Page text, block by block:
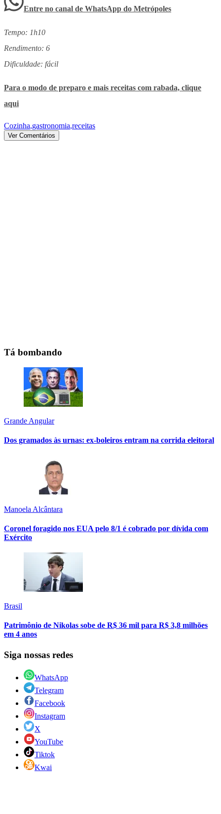
Entre no canal de WhatsApp do Metrópoles
Tempo: 1h10
Rendimento: 6
Dificuldade: fácil
Para o modo de preparo e mais receitas com rabada, clique
aqui
Cozinha,gastronomia,receitas
Ver Comentários
Tá bombando
Grande Angular
Dos gramados às urnas: ex-boleiros entram na corrida eleitoral
Manoela Alcântara
Coronel foragido nos EUA pelo 8/1 é cobrado por dívida com
Exército
Brasil
Patrimônio de Nikolas sobe de R$ 36 mil para R$ 3,8 milhões
em 4 anos
Siga nossas redes
WhatsApp
Telegram
Facebook
Instagram
X
YouTube
Tiktok
Kwai